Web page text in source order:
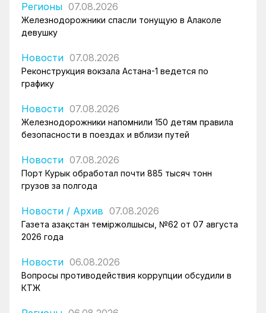
Регионы 07.08.2026
Железнодорожники спасли тонущую в Алаколе
девушку
Новости 07.08.2026
Реконструкция вокзала Астана-1 ведется по
графику
Новости 07.08.2026
Железнодорожники напомнили 150 детям правила
безопасности в поездах и вблизи путей
Новости 07.08.2026
Порт Курык обработал почти 885 тысяч тонн
грузов за полгода
Новости / Архив 07.08.2026
Газета Қазақстан теміржолшысы, №62 от 07 августа
2026 года
Новости 06.08.2026
Вопросы противодействия коррупции обсудили в
КТЖ